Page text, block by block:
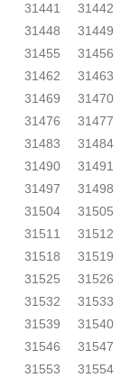
31441
31442
31448
31449
31455
31456
31462
31463
31469
31470
31476
31477
31483
31484
31490
31491
31497
31498
31504
31505
31511
31512
31518
31519
31525
31526
31532
31533
31539
31540
31546
31547
31553
31554